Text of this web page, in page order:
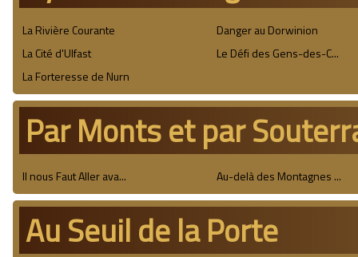
La Rivière Courante
Danger au Dorwinion
La Cité d'Ulfast
Le Défi des Gens-des-C...
La Forteresse de Nurn
Par Monts et par
Il nous Faut Aller ava... Au-delà des Montagnes ...
Au Seuil de la Porte